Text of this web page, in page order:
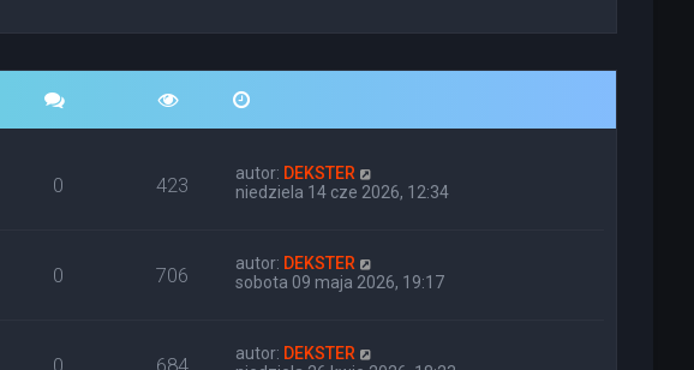
0 423 autor: DEKSTER
niedziela 14 cze 2026, 12:34
0 706 autor: DEKSTER
sobota 09 maja 2026, 19:17
autor: DEKSTER